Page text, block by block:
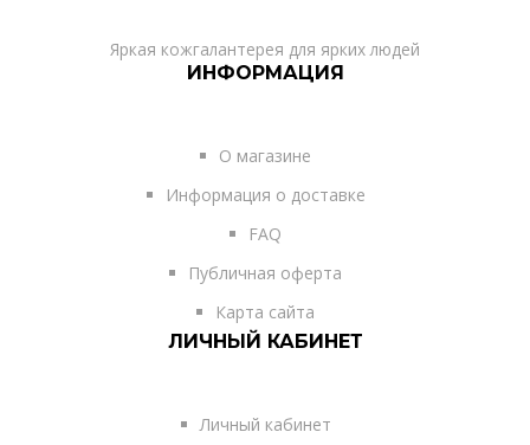
Яркая кожгалантерея для ярких людей
ИНФОРМАЦИЯ
О магазине
Информация о доставке
FAQ
Публичная оферта
Карта сайта
ЛИЧНЫЙ КАБИНЕТ
Личный кабинет